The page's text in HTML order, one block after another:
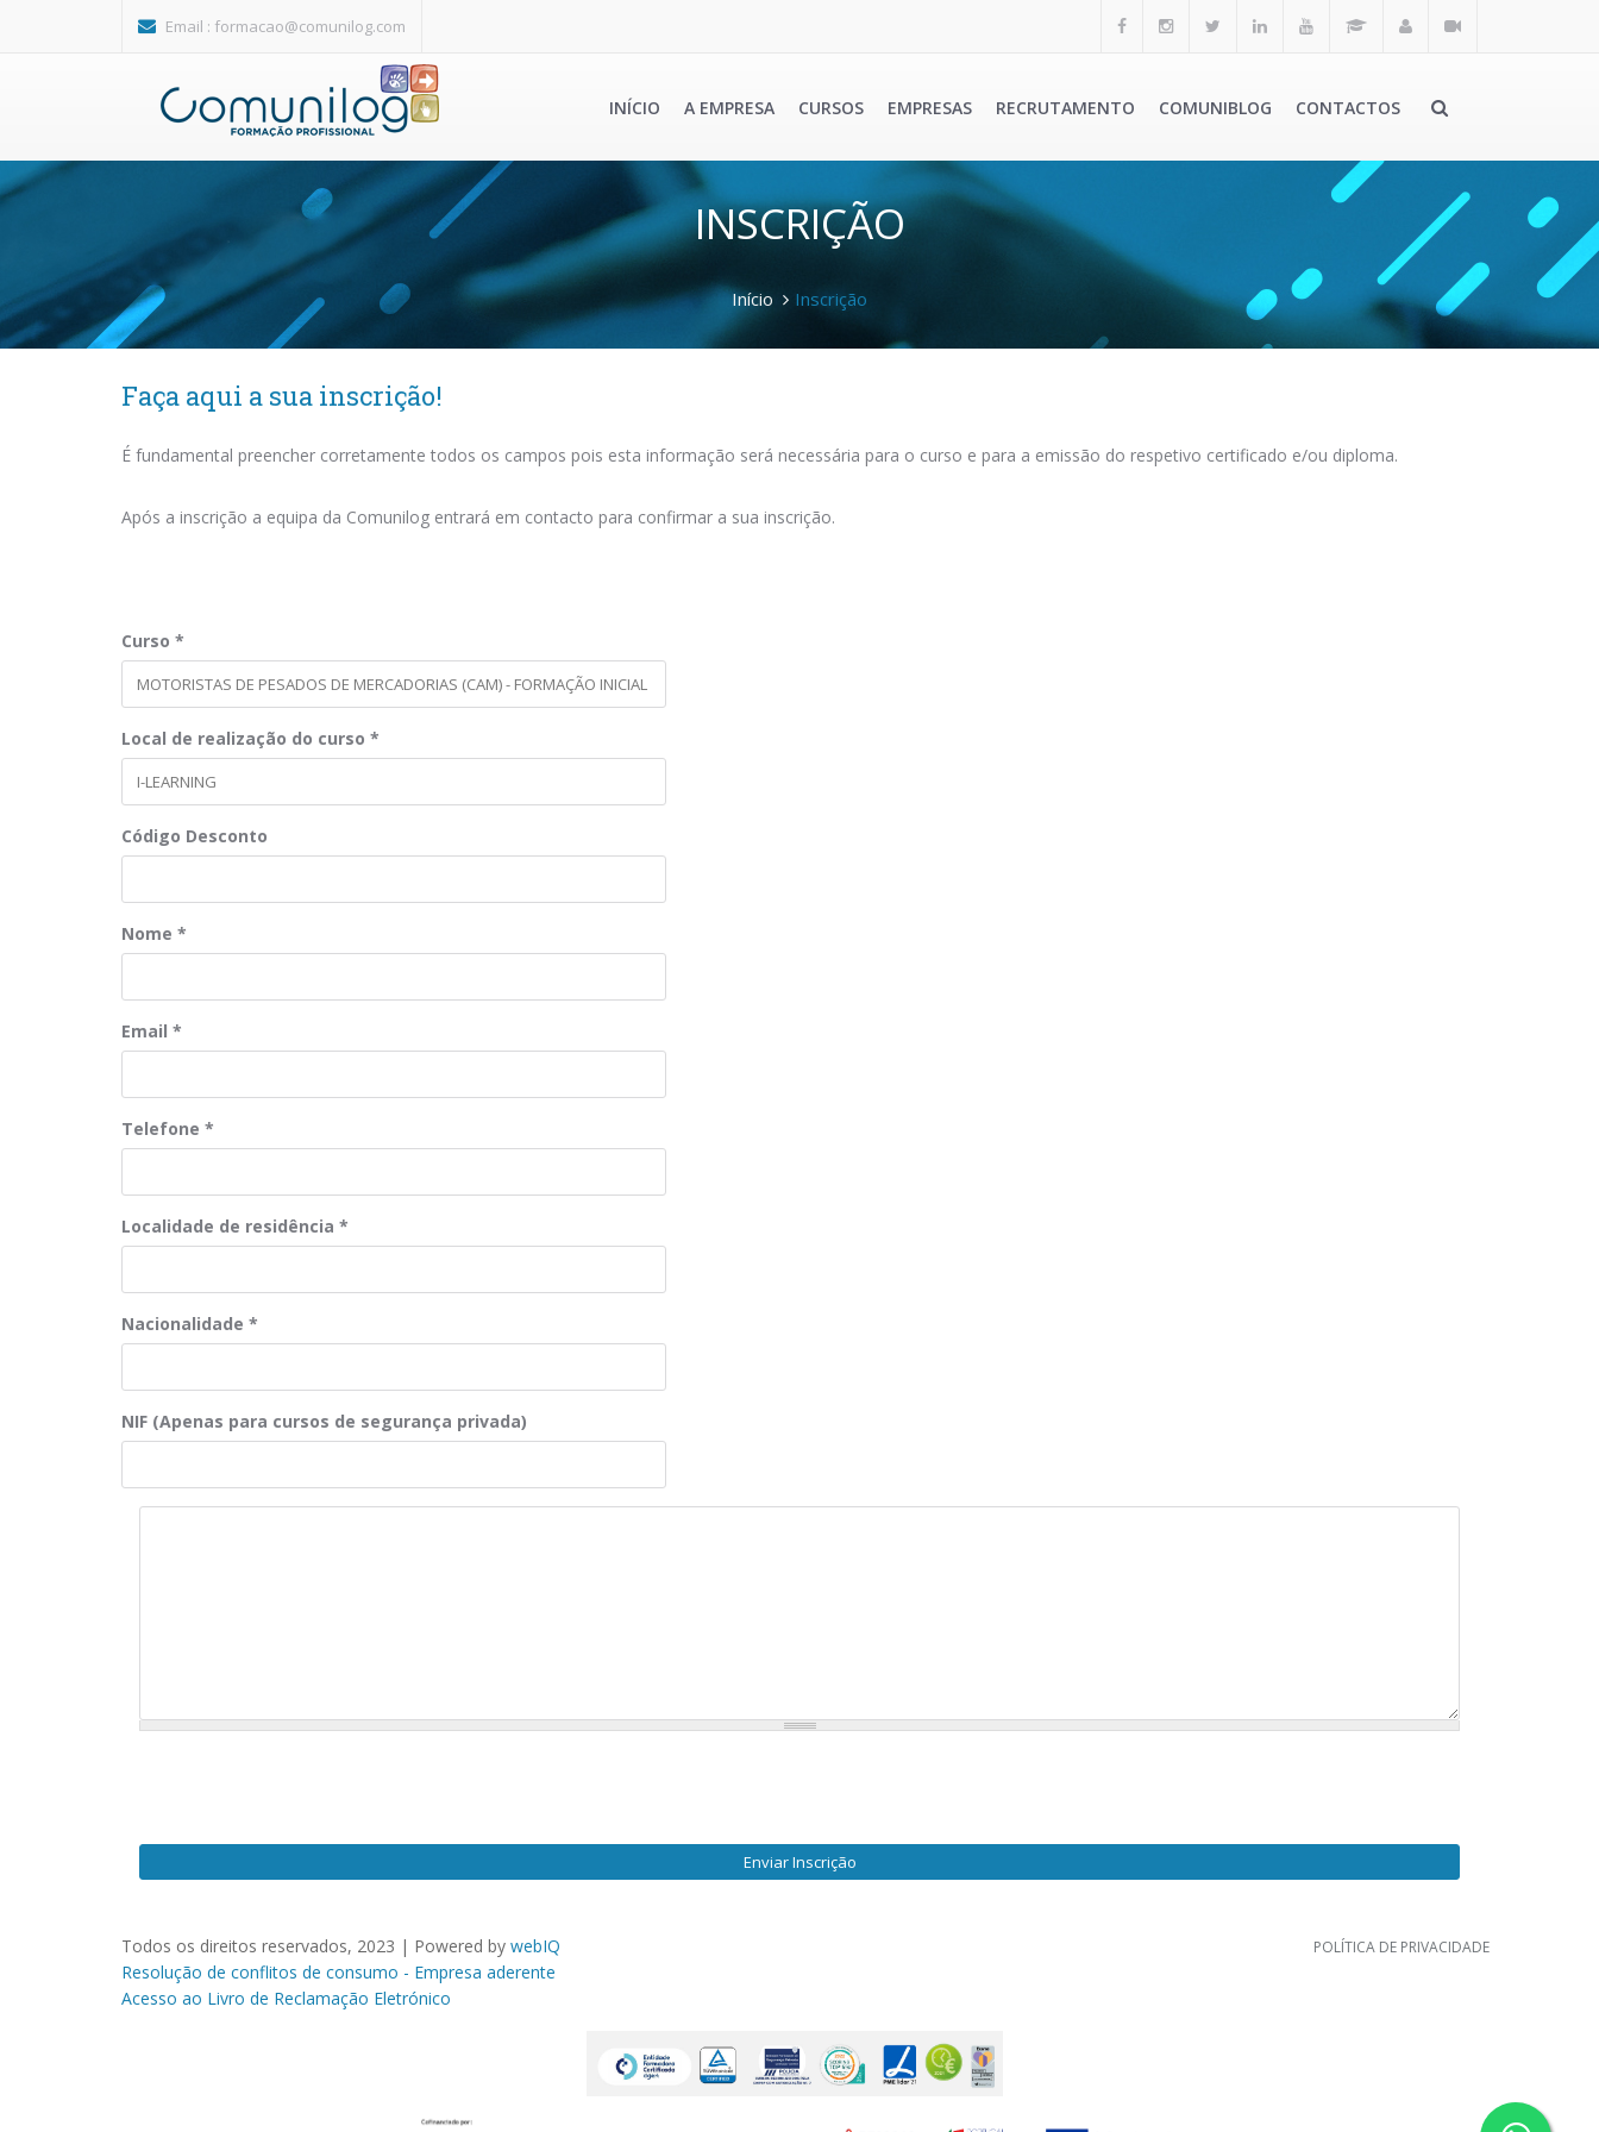
Email : formacao@comunilog.com
INÍCIO A EMPRESA CURSOS EMPRESAS RECRUTAMENTO COMUNIBLOG CONTACTOS
INSCRIÇÃO
Início Inscrição
Faça aqui a sua inscrição!
É fundamental preencher corretamente todos os campos pois esta informação será necessária para o curso e para a emissão do respetivo certificado e/ou diploma.
Após a inscrição a equipa da Comunilog entrará em contacto para confirmar a sua inscrição.
Curso *
Local de realização do curso *
Código Desconto
Nome *
Email *
Telefone *
Localidade de residência *
Nacionalidade *
NIF (Apenas para cursos de segurança privada)
Enviar Inscrição
Todos os direitos reservados, 2023 | Powered by webIQ
Resolução de conflitos de consumo - Empresa aderente
Acesso ao Livro de Reclamação Eletrónico
POLÍTICA DE PRIVACIDADE